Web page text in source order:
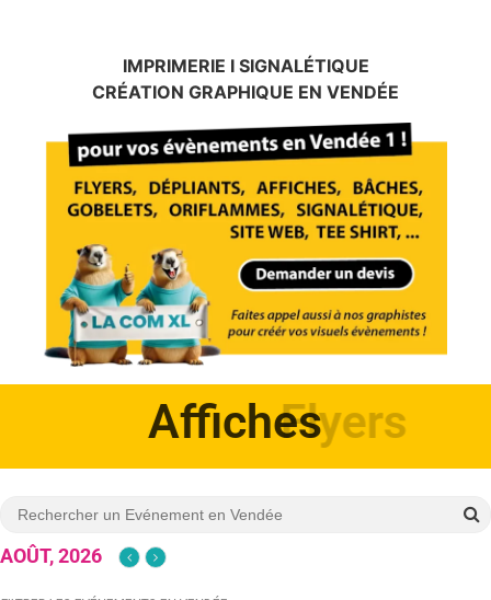
IMPRIMERIE I SIGNALÉTIQUE
CRÉATION GRAPHIQUE EN VENDÉE
Affiches
AOÛT, 2026